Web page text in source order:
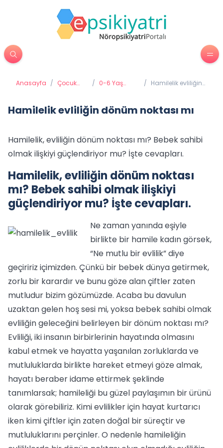
Anasayfa / Çocuk
/ 0-6 Yaş
/ Hamilelik evliliğin
Hamilelik evliliğin dönüm noktası mı
Hamilelik, evliliğin dönüm noktası mı? Bebek sahibi
olmak ilişkiyi güçlendiriyor mu? İşte cevapları.
Hamilelik, evliliğin dönüm noktası
mı? Bebek sahibi olmak ilişkiyi
güçlendiriyor mu? İşte cevapları.
Ne zaman yanında eşiyle
birlikte bir hamile kadın görsek,
“Ne mutlu bir evlilik” diye
geçiririz içimizden. Çünkü bir bebek dünya getirmek,
zorlu bir karardır ve bunu göze alan çiftler zaten
mutludur bizim gözümüzde. Acaba bu davulun
uzaktan gelen hoş sesi mi, yoksa bebek sahibi olmak
evliliğin geleceğini belirleyen bir dönüm noktası mı?
Evliliği, iki insanın birbirlerinin hayatında olmasını
kabul etmek ve hayatta yaşanılan zorluklarda ve
mutluluklarda birlikte hareket etmeyi göze almak,
hayatı beraber idame ettirmek şeklinde
tanımlarsak; hamileliği bu güzel paylaşımın bir ürünü
olarak görebiliriz. Kimi evlilikler için hayat kurtarıcı
iken kimi çiftler için zaten doğal bir süreçtir ve
mutluluklarını perçinler. O nedenle hamileliğin